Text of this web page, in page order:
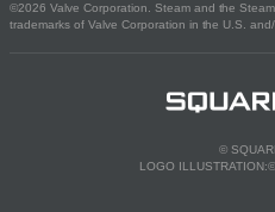
©2026 Valve Corporation. Steam and the
trademarks of Valve Corporation in the U.S.
©
LOGO